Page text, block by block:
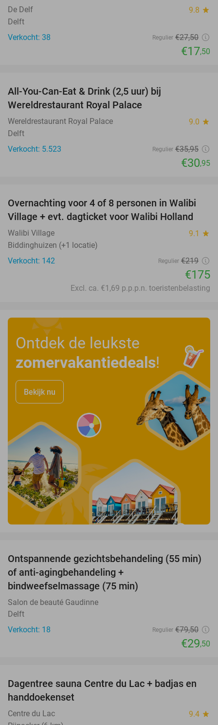
De Delf 9.8 star
Delft
Verkocht: 38
Regulier €27,50
€17,50
All-You-Can-Eat & Drink (2,5 uur) bij
Wereldrestaurant Royal Palace
Wereldrestaurant Royal Palace 9.0 star
Delft
Verkocht: 5.523
Regulier €35,95
€30,95
20%
Overnachting voor 4 of 8 personen in Walibi
Village + evt. dagticket voor Walibi Holland
Walibi Village 9.1 star
Biddinghuizen (+1 locatie)
Verkocht: 142
Regulier €219
€175
Excl. ca. €1,69 p.p.p.n. toeristenbelasting
Ontdek de leukste
zomervakantiedeals!
Bekijk nu
63%
Ontspannende gezichtsbehandeling (55 min)
of anti-agingbehandeling +
bindweefselmassage (75 min)
Salon de beauté Gaudinne
Delft
Verkocht: 18
Regulier €79,50
€29,50
37%
Dagentree sauna Centre du Lac + badjas en
handdoekenset
Centre du Lac 9.4 star